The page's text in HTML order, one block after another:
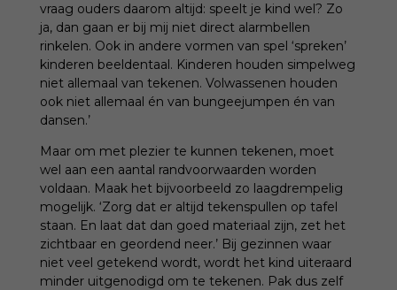
vraag ouders daarom altijd: speelt je kind wel? Zo
ja, dan gaan er bij mij niet direct alarmbellen
rinkelen. Ook in andere vormen van spel ‘spreken’
kinderen beeldentaal. Kinderen houden simpelweg
niet allemaal van tekenen. Volwassenen houden
ook niet allemaal én van bungeejumpen én van
dansen.’
Maar om met plezier te kunnen tekenen, moet
wel aan een aantal randvoorwaarden worden
voldaan. Maak het bijvoorbeeld zo laagdrempelig
mogelijk. ‘Zorg dat er altijd tekenspullen op tafel
staan. En laat dat dan goed materiaal zijn, zet het
zichtbaar en geordend neer.’ Bij gezinnen waar
niet veel getekend wordt, wordt het kind uiteraard
minder uitgenodigd om te tekenen. Pak dus zelf